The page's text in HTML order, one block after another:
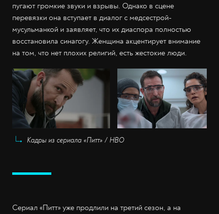
пугают громкие звуки и взрывы. Однако в сцене
перевязки она вступает в диалог с медсестрой-
мусульманкой и заявляет, что их диаспора полностью
восстановила синагогу. Женщина акцентирует внимание
на том, что нет плохих религий, есть жестокие люди.
Кадры из сериала «Питт» / НВО
Сериал «Питт» уже продлили на третий сезон, а на